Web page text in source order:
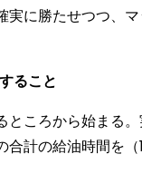
に勝たせつつ、
ること
ころから始まる
計の給油時間を